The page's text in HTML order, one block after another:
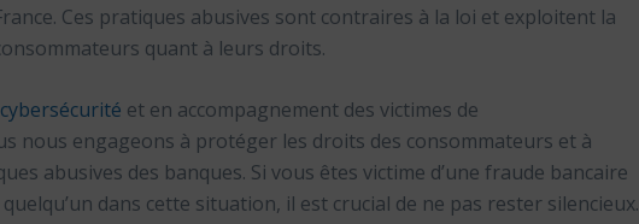
Ces pratiques abusives sont contraires à la loi et exploitent la
quant à leurs droits.
et en accompagnement des victimes de
nous engageons à protéger les droits des consommateurs et à
abusives des banques. Si vous êtes victime d’une fraude bancaire
dans cette situation, il est crucial de ne pas rester silencieux.